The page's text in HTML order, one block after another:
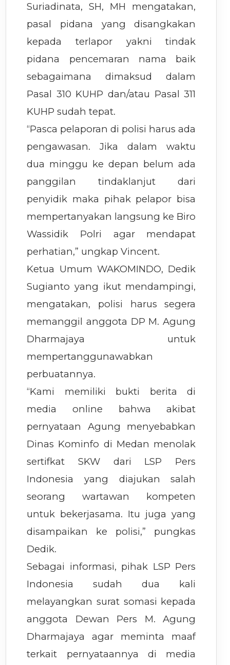
Suriadinata, SH, MH mengatakan,
pasal pidana yang disangkakan
kepada terlapor yakni tindak
pidana pencemaran nama baik
sebagaimana dimaksud dalam
Pasal 310 KUHP dan/atau Pasal 311
KUHP sudah tepat.
“Pasca pelaporan di polisi harus ada
pengawasan. Jika dalam waktu
dua minggu ke depan belum ada
panggilan tindaklanjut dari
penyidik maka pihak pelapor bisa
mempertanyakan langsung ke Biro
Wassidik Polri agar mendapat
perhatian,” ungkap Vincent.
Ketua Umum WAKOMINDO, Dedik
Sugianto yang ikut mendampingi,
mengatakan, polisi harus segera
memanggil anggota DP M. Agung
Dharmajaya untuk
mempertanggunawabkan
perbuatannya.
“Kami memiliki bukti berita di
media online bahwa akibat
pernyataan Agung menyebabkan
Dinas Kominfo di Medan menolak
sertifkat SKW dari LSP Pers
Indonesia yang diajukan salah
seorang wartawan kompeten
untuk bekerjasama. Itu juga yang
disampaikan ke polisi,” pungkas
Dedik.
Sebagai informasi, pihak LSP Pers
Indonesia sudah dua kali
melayangkan surat somasi kepada
anggota Dewan Pers M. Agung
Dharmajaya agar meminta maaf
terkait pernyataannya di media